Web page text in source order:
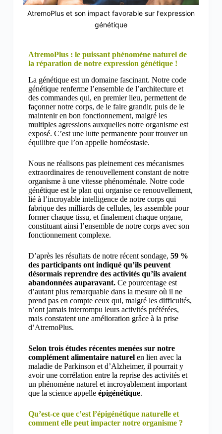
AtremoPlus et son impact favorable sur l'expression
génétique
AtremoPlus : le puissant phénomène naturel de
la réparation de notre expression génétique !
La génétique est un domaine fascinant. Notre code
génétique renferme l’ensemble de l’architecture et
des commandes qui, en premier lieu, permettent de
façonner notre corps, de le faire grandir, puis de le
maintenir en bon fonctionnement, malgré les
multiples agressions auxquelles notre organisme est
exposé. C’est une lutte permanente pour trouver un
équilibre que l’on appelle homéostasie.
Nous ne réalisons pas pleinement ces mécanismes
extraordinaires de renouvellement constant de notre
organisme à une vitesse phénoménale. Notre code
génétique est le plan qui organise ce renouvellement,
lié à l’incroyable intelligence de notre corps qui
fabrique des milliards de cellules, les assemble pour
former chaque tissu, et finalement chaque organe,
constituant ainsi l’ensemble de notre corps avec son
fonctionnement complexe.
D’après les résultats de notre récent sondage, 59 %
des participants ont indiqué qu’ils peuvent
désormais reprendre des activités qu’ils avaient
abandonnées auparavant. Ce pourcentage est
d’autant plus remarquable dans la mesure où il ne
prend pas en compte ceux qui, malgré les difficultés,
n’ont jamais interrompu leurs activités préférées,
mais constatent une amélioration grâce à la prise
d’AtremoPlus.
Selon trois études récentes menées sur notre
complément alimentaire naturelen lien avec la
maladie de Parkinson et d’Alzheimer, il pourrait y
avoir une corrélation entre la reprise des activités et
un phénomène naturel et incroyablement important
que la science appelle épigénétique.
Qu’est-ce que c’est l’épigénétique naturelle et
comment elle peut impacter notre organisme ?